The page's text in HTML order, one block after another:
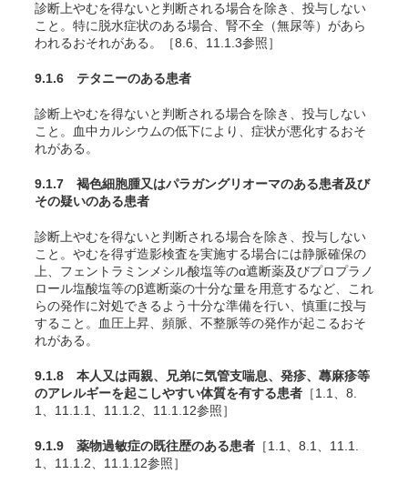
診断上やむを得ないと判断される場合を除き、投与しない
こと。特に脱水症状のある場合、腎不全（無尿等）があら
われるおそれがある。［8.6、11.1.3参照］
9.1.6 テタニーのある患者
診断上やむを得ないと判断される場合を除き、投与しない
こと。血中カルシウムの低下により、症状が悪化するおそ
れがある。
9.1.7 褐色細胞腫又はパラガングリオーマのある患者及び
その疑いのある患者
診断上やむを得ないと判断される場合を除き、投与しない
こと。やむを得ず造影検査を実施する場合には静脈確保の
上、フェントラミンメシル酸塩等のα遮断薬及びプロプラノ
ロール塩酸塩等のβ遮断薬の十分な量を用意するなど、これ
らの発作に対処できるよう十分な準備を行い、慎重に投与
すること。血圧上昇、頻脈、不整脈等の発作が起こるおそ
れがある。
9.1.8 本人又は両親、兄弟に気管支喘息、発疹、蕁麻疹等
のアレルギーを起こしやすい体質を有する患者 ［1.1、8.
1、11.1.1、11.1.2、11.1.12参照］
9.1.9 薬物過敏症の既往歴のある患者 ［1.1、8.1、11.1.
1、11.1.2、11.1.12参照］